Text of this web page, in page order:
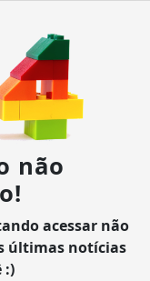
não
acessar não
últimas notícias
:)